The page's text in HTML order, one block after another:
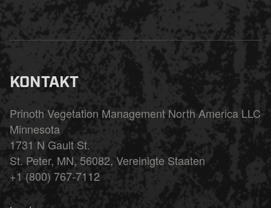
KONTAKT
Prinoth Vegetation Management North America LLC
Minnesota
1731 N Gault St.
St. Peter, MN, 56082, Vereinigte Staaten
+1 (800) 767-7112